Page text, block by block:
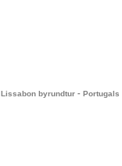
Lissabon byrundtur - Portugals